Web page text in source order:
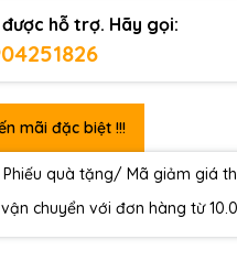
hỗ trợ. Hãy gọi:
mãi đặc biệt !!!
quà tặng/ Mã giảm giá
chuyển với đơn hàng từ